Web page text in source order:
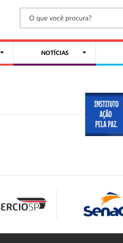
NOTÍCIAS